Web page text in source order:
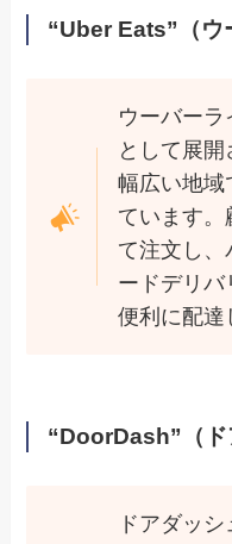
“Uber Eats”（ウ
ウーバー
として展開
幅広い地域
ています。
て注文し、
ードデリバ
便利に配達
“DoorDash”（ド
ドアダッ